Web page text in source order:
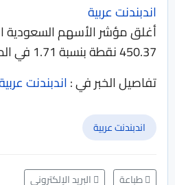
اندبندنت عربية
أغلق مؤشر الأسهم السعودية
450.37 نقطة بنسبة 1.71 في المئة
تفاصيل الخبر في :اندبندنت
اندبندنت عربية
طباعة البريد الإلكتروني